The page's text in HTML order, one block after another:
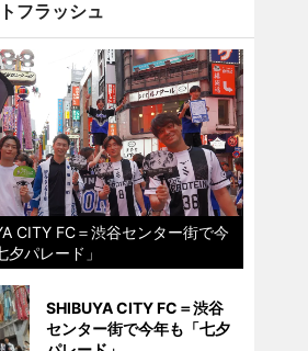
フラッシュ
CITY FC＝渋谷センター街で今
夕パレード」
SHIBUYA CITY FC＝渋谷
センター街で今年も「七夕